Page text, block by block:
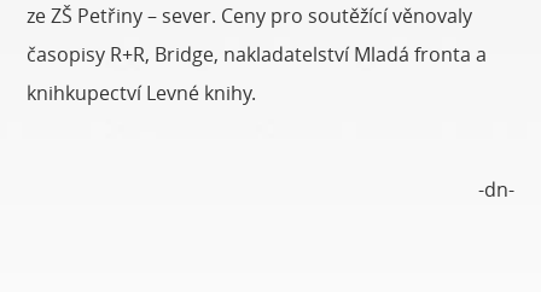
ze ZŠ Petřiny – sever. Ceny pro soutěžící věnovaly
časopisy R+R, Bridge, nakladatelství Mladá fronta a
knihkupectví Levné knihy.
-dn-